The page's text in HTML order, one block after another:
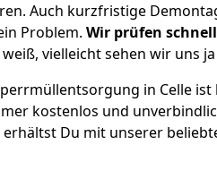
Auch kurzfristige
Problem. Wir prüfen
vielleicht sehen wir uns
in Celle ist
kostenlos und
Du mit unserer